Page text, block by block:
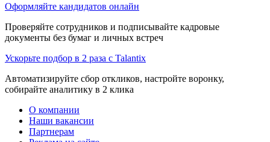
Оформляйте кандидатов онлайн
Проверяйте сотрудников и подписывайте кадровые
документы без бумаг и личных встреч
Ускорьте подбор в 2 раза с Talantix
Автоматизируйте сбор откликов, настройте воронку,
собирайте аналитику в 2 клика
О компании
Наши вакансии
Партнерам